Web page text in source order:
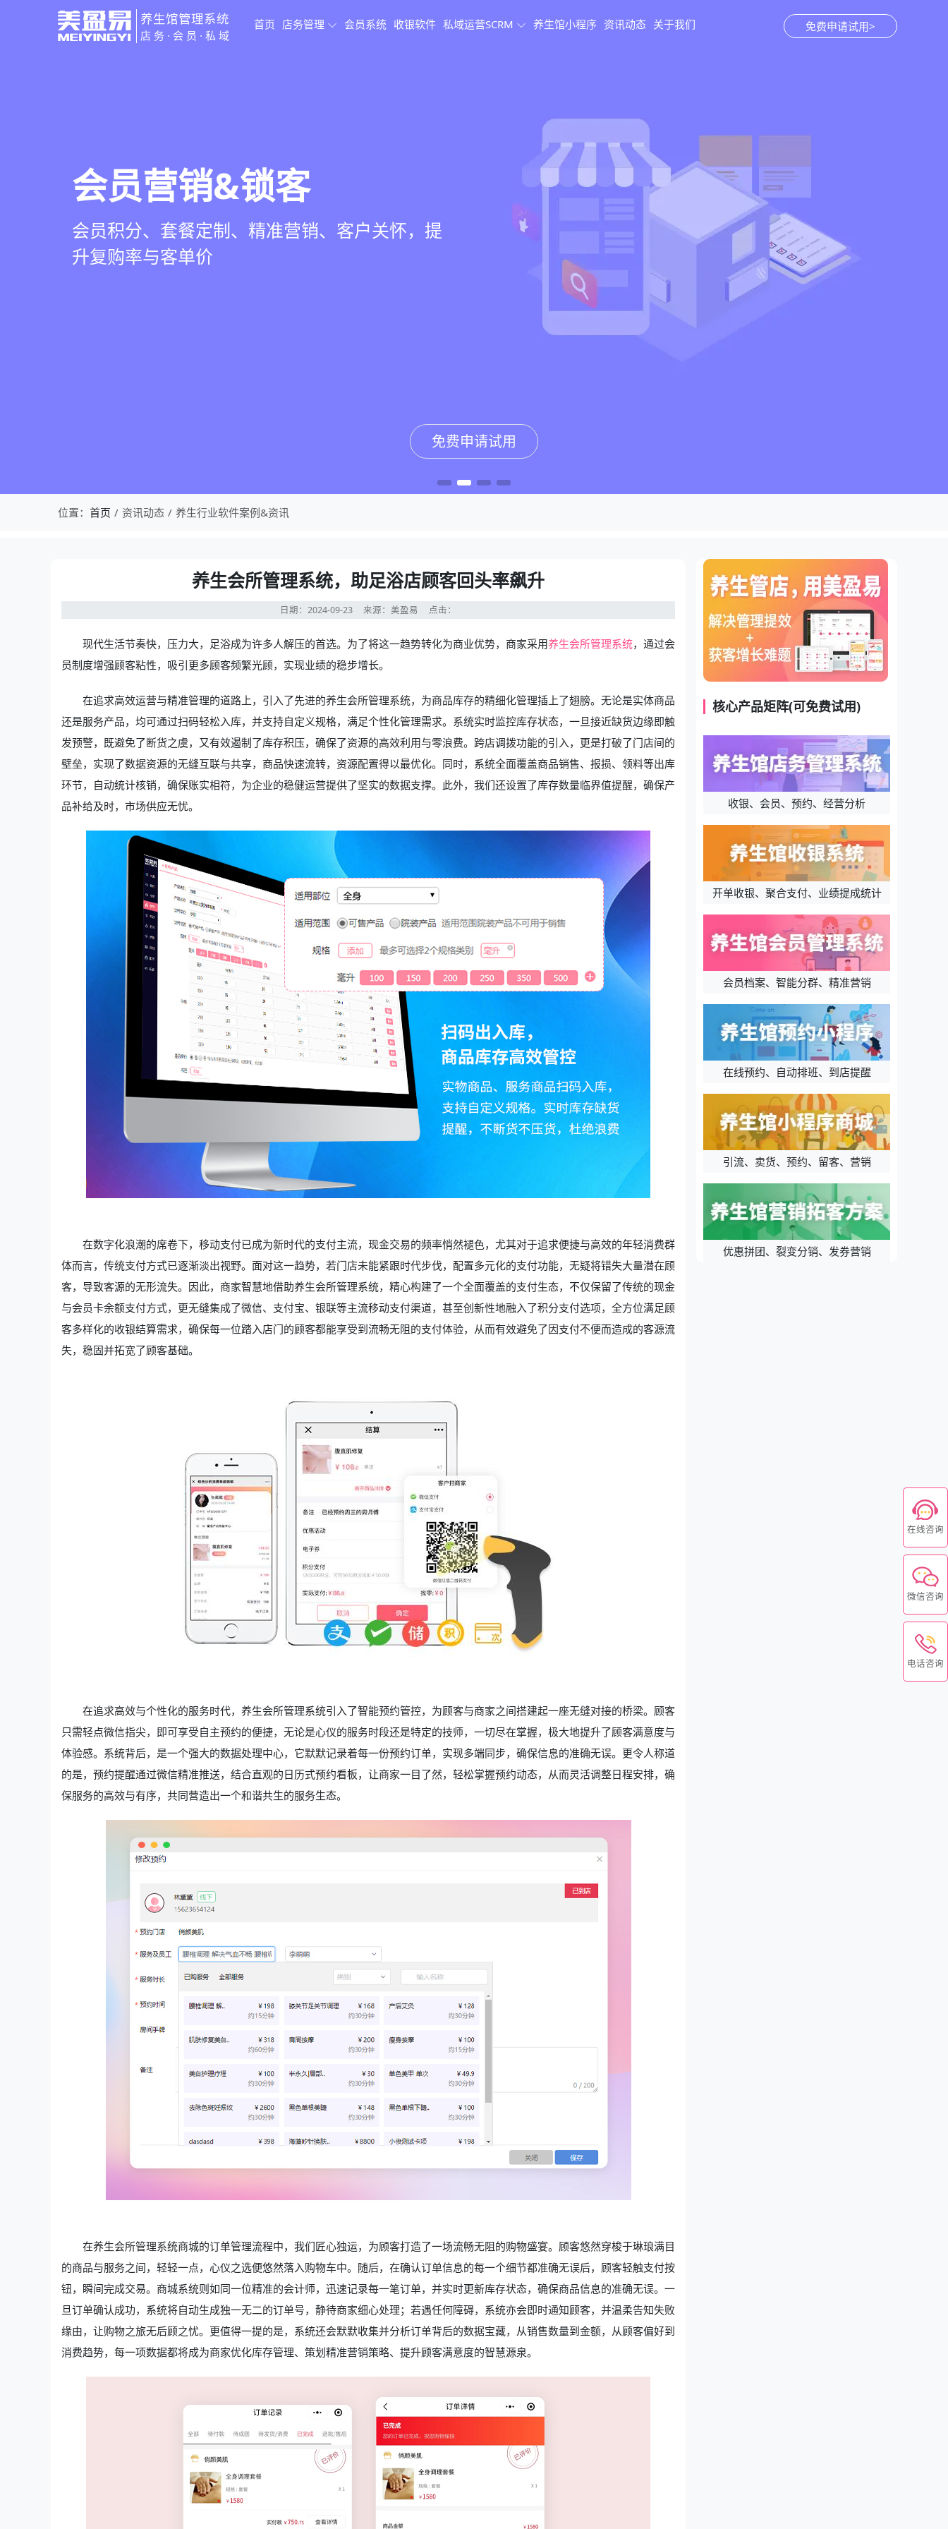
养生馆管理系统
店务·会员·私域
免费申请试用>
首页 店务管理 会员系统 收银软件 私域运营SCRM 养生馆小程序 资讯动态 关于我们
智慧养生馆管理系统
一站式解决养生馆预约、服务、会员、财务、营
销全流程数字化管理
免费申请试用
会员营销&锁客
会员积分、套餐定制、精准营销、客户关怀，提
升复购率与客单价
免费申请试用
预约与工位管理
在线预约、智能排班、技师调度、房间/床位状态
一目了然，提升资源利用率
免费申请试用
健康档案与效果追踪
客户体质记录、服务方案执行、效果对比，数据
化展示服务价值
免费申请试用
位置： 首页 资讯动态 养生行业软件案例&资讯
养生会所管理系统，助足浴店顾客回头率飙升
日期：2024-09-23 来源：美盈易 点击：
现代生活节奏快，压力大，足浴成为许多人解压的首选。为了将这一趋势转化为商业优势，商家采用养生会所管理系统，通过会
员制度增强顾客粘性，吸引更多顾客频繁光顾，实现业绩的稳步增长。
在追求高效运营与精准管理的道路上，引入了先进的养生会所管理系统，为商品库存的精细化管理插上了翅膀。无论是实体商品
还是服务产品，均可通过扫码轻松入库，并支持自定义规格，满足个性化管理需求。系统实时监控库存状态，一旦接近缺货边缘即触
发预警，既避免了断货之虞，又有效遏制了库存积压，确保了资源的高效利用与零浪费。跨店调拨功能的引入，更是打破了门店间的
壁垒，实现了数据资源的无缝互联与共享，商品快速流转，资源配置得以最优化。同时，系统全面覆盖商品销售、报损、领料等出库
环节，自动统计核销，确保账实相符，为企业的稳健运营提供了坚实的数据支撑。此外，我们还设置了库存数量临界值提醒，确保产
品补给及时，市场供应无忧。
在数字化浪潮的席卷下，移动支付已成为新时代的支付主流，现金交易的频率悄然褪色，尤其对于追求便捷与高效的年轻消费群
体而言，传统支付方式已逐渐淡出视野。面对这一趋势，若门店未能紧跟时代步伐，配置多元化的支付功能，无疑将错失大量潜在顾
客，导致客源的无形流失。因此，商家智慧地借助养生会所管理系统，精心构建了一个全面覆盖的支付生态，不仅保留了传统的现金
与会员卡余额支付方式，更无缝集成了微信、支付宝、银联等主流移动支付渠道，甚至创新性地融入了积分支付选项，全方位满足顾
客多样化的收银结算需求，确保每一位踏入店门的顾客都能享受到流畅无阻的支付体验，从而有效避免了因支付不便而造成的客源流
失，稳固并拓宽了顾客基础。
在追求高效与个性化的服务时代，养生会所管理系统引入了智能预约管控，为顾客与商家之间搭建起一座无缝对接的桥梁。顾客
只需轻点微信指尖，即可享受自主预约的便捷，无论是心仪的服务时段还是特定的技师，一切尽在掌握，极大地提升了顾客满意度与
体验感。系统背后，是一个强大的数据处理中心，它默默记录着每一份预约订单，实现多端同步，确保信息的准确无误。更令人称道
的是，预约提醒通过微信精准推送，结合直观的日历式预约看板，让商家一目了然，轻松掌握预约动态，从而灵活调整日程安排，确
保服务的高效与有序，共同营造出一个和谐共生的服务生态。
在养生会所管理系统商城的订单管理流程中，我们匠心独运，为顾客打造了一场流畅无阻的购物盛宴。顾客悠然穿梭于琳琅满目
的商品与服务之间，轻轻一点，心仪之选便悠然落入购物车中。随后，在确认订单信息的每一个细节都准确无误后，顾客轻触支付按
钮，瞬间完成交易。商城系统则如同一位精准的会计师，迅速记录每一笔订单，并实时更新库存状态，确保商品信息的准确无误。一
旦订单确认成功，系统将自动生成独一无二的订单号，静待商家细心处理；若遇任何障碍，系统亦会即时通知顾客，并温柔告知失败
缘由，让购物之旅无后顾之忧。更值得一提的是，系统还会默默收集并分析订单背后的数据宝藏，从销售数量到金额，从顾客偏好到
消费趋势，每一项数据都将成为商家优化库存管理、策划精准营销策略、提升顾客满意度的智慧源泉。
核心产品矩阵(可免费试用)
收银、会员、预约、经营分析
开单收银、聚合支付、业绩提成统计
会员档案、智能分群、精准营销
在线预约、自动排班、到店提醒
引流、卖货、预约、留客、营销
优惠拼团、裂变分销、发券营销
在线咨询
微信咨询
电话咨询